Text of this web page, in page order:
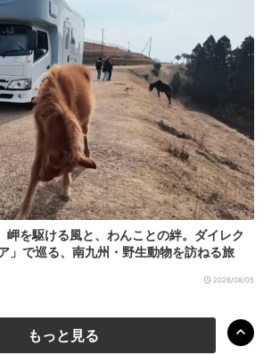
岬を駆ける風と、わんことの絆。ダイレク
」で巡る、南九州・野生動物を訪ねる旅
2026/08/05
もっと見る